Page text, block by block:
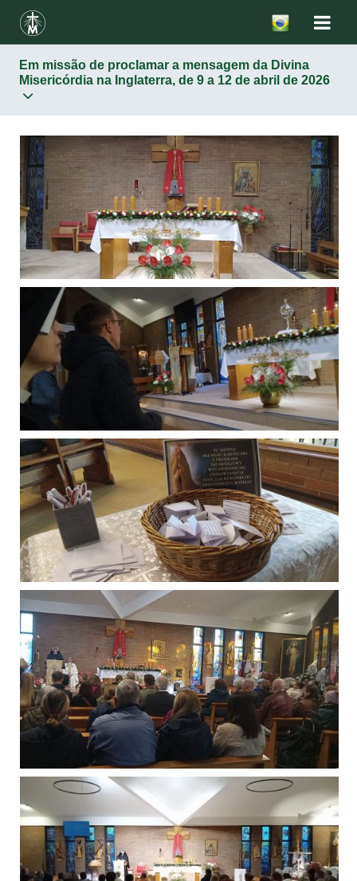
Em missão de proclamar a mensagem da Divina
Misericórdia na Inglaterra, de 9 a 12 de abril de 2026